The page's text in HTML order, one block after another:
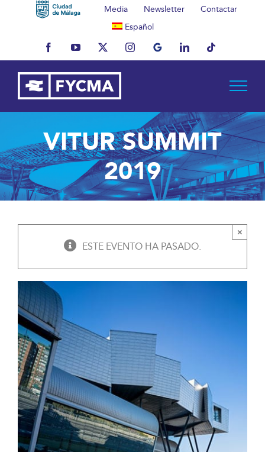
Media Newsletter
Contactar
Español
FacebookYouTubeX InstagramMyBusinessLinkedInTiktok
VITUR SUMMIT
2019
ESTE EVENTO HA PASADO.
×